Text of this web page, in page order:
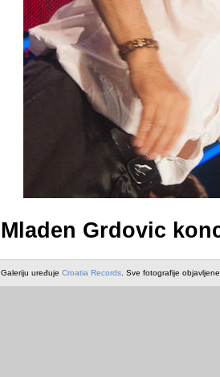
Mladen Grdovic
Galeriju uređuje Croatia Records . Sve fotografije